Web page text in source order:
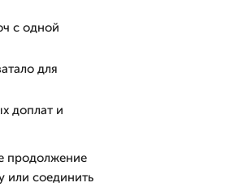
с одной
для
доплат и
продолжение
или соединить